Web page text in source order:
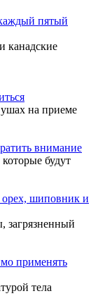
пятый
канадские
на приеме
внимание
будут
орех, шиповник и
загрязненный
применять
тела